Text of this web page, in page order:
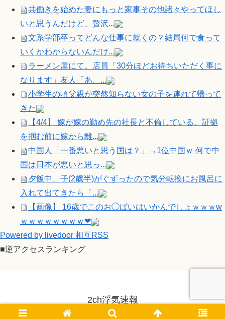
共働きを始めた妻にもっと家事その他諸々やってほし
いと思うんだけど、贅沢...
文系学部卒ってどんな仕事に就くの？結局何で食って
いくかわからないんだけ...
ラーメン屋にて。店員「30分ほどお待ちいただく事に
なります」友人「あ、...
小学生の頃父親が突然知らない女の子を連れて帰って
きた
【4/4】 嫁が嫁の勤め先の社長と不倫している。証拠
を掴む前に嫁から離...
中国人「一番悪いと思う国は？」→1位中国ｗ 何で中
国は日本が悪いと思っ...
夕飯中、子(2歳半)がぐずったので気分転換にお風呂に
入れて出てきたら「...
【画像】 16歳でこのお◯ぱいはいかんでしょｗｗｗw
ｗｗｗｗｗｗｗｗ❤
Powered by livedoor 相互RSS
■逆アクセスランキング
2ch浮気速報
© 2014-2026 2ch浮気速報.